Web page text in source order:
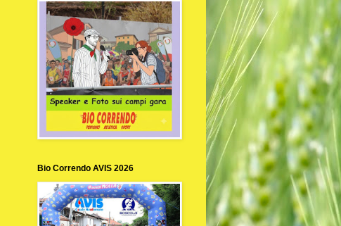
Bio Correndo AVIS 2026